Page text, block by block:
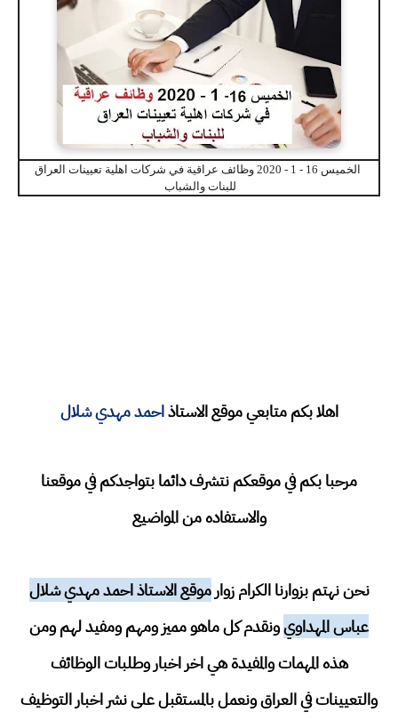
الخميس 16 - 1 - 2020 وظائف عراقية في شركات اهلية تعيينات العراق
للبنات والشباب
اهلا بكم متابعي موقع الاستاذاحمد مهدي شلال
مرحبا بكم في موقعكم نتشرف دائما بتواجدكم في موقعنا
والاستفاده من المواضيع
نحن نهتم بزوارنا الكرام زوارموقع الاستاذ احمد مهدي شلال
عباس المهداويونقدم كل ماهو مميز ومهم ومفيد لهم ومن
هذه المهمات والمفيدة هي اخر اخبار وطلبات الوظائف
والتعيينات في العراق ونعمل بالمستقبل على نشر اخبار التوظيف